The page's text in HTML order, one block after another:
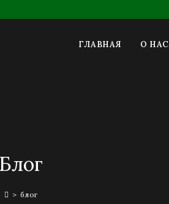
ГЛАВНАЯ О НАС
Блог
> блог